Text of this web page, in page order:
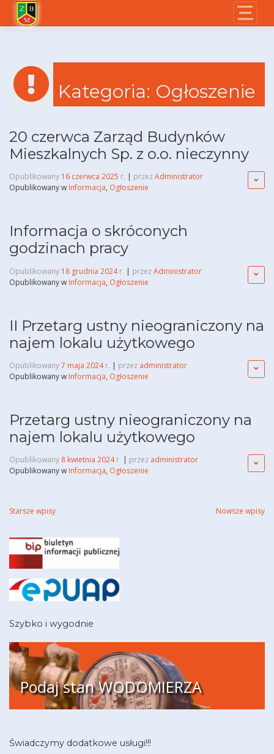
content
Kategoria: Ogłoszenie
20 czerwca Zarząd Budynków
Mieszkalnych Sp. z o.o. nieczynny
Opublikowany 16 czerwca 2025 r. | przezAdministrator
Opublikowany w Informacja, Ogłoszenie
Informacja o skróconych
godzinach pracy
Opublikowany 18 grudnia 2024r. | przezAdministrator
Opublikowany w Informacja, Ogłoszenie
II Przetarg ustny nieograniczony na
najem lokalu użytkowego
Opublikowany7 maja 2024r. | przez administrator
Opublikowany w Informacja, Ogłoszenie
Przetarg ustny nieograniczony na
najem lokalu użytkowego
Opublikowany 8 kwietnia 2024r. | przez administrator
Opublikowany w Informacja, Ogłoszenie
Nawigacja
wpisach
Starsze wpisy Nowsze wpisy
Szybko i wygodnie
Podaj stan WODOMIERZA
Świadczymy dodatkowe usługi!!!